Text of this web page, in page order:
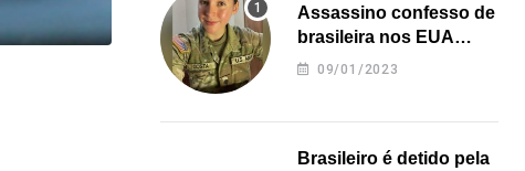
ENTRETENIMENTO,
Assassino confesso de
brasileira nos EUA
revela onde deixou o
09/01/2023
Brasileiro é detido pela